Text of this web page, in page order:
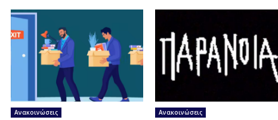
Ανακοινώσεις Ανακοινώσεις